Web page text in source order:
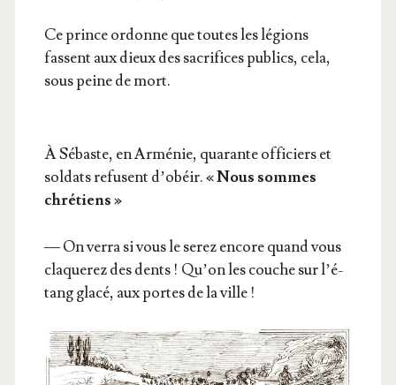
Ce prince ordonne que toutes les légions
fassent aux dieux des sacri­fices publics, cela,
sous peine de mort.
À Sébaste, en Armé­nie, qua­rante offi­ciers et
sol­dats refusent d’o­béir.« Nous sommes
chré­tiens »
— On ver­ra si vous le serez encore quand vous
cla­que­rez des dents ! Qu’on les couche sur l’é­
tang gla­cé, aux portes de la ville !